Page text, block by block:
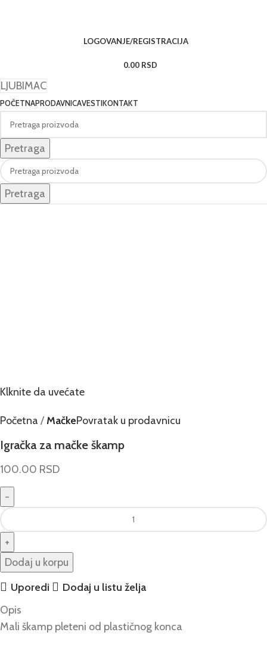
LOGOVANJE/REGISTRACIJA
0.00 RSD
LJUBIMAC
POČETNAPRODAVNICAVESTIKONTAKT
Pretraga
Pretraga
Klknite da uvećate
Početna MačkePovratak u prodavnicu
Igračka za mačke škamp
100.00 RSD
Dodaj u korpu
Uporedi
Dodaj u listu želja
Opis
Mali škamp pleteni od plastičnog konca